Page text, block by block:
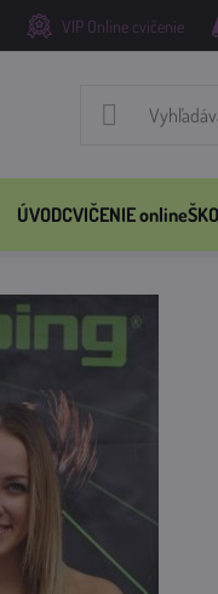
VIP Online cvičenie
ÚVODCVIČENIE online